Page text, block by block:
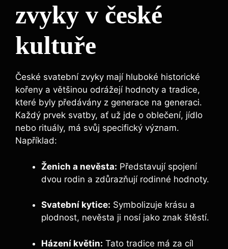
zvyky v české
kultuře
České svatební zvyky mají hluboké historické
kořeny a většinou odrážejí hodnoty a tradice,
které byly předávány z generace na generaci.
Každý prvek svatby, ať už jde o oblečení, jídlo
nebo rituály, má svůj specifický význam.
Například:
Ženich a nevěsta: Představují spojení
dvou rodin a zdůrazňují rodinné hodnoty.
Svatební kytice: Symbolizuje krásu a
plodnost, nevěsta ji nosí jako znak štěstí.
Házení květin: Tato tradice má za cíl